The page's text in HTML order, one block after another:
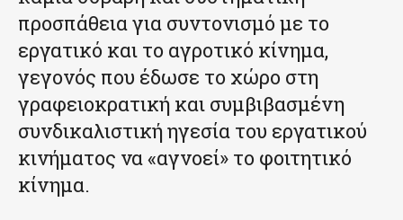
προσπάθεια για συντονισμό με το
εργατικό και το αγροτικό κίνημα,
γεγονός που έδωσε το χώρο στη
γραφειοκρατική και συμβιβασμένη
συνδικαλιστική ηγεσία του εργατικού
κινήματος να «αγνοεί» το φοιτητικό
κίνημα.